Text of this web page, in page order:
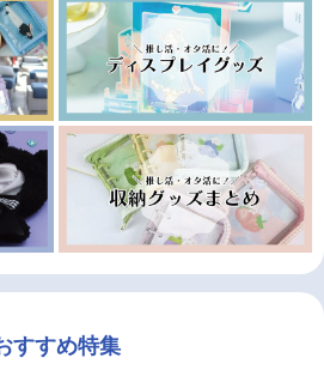
すすめ特集